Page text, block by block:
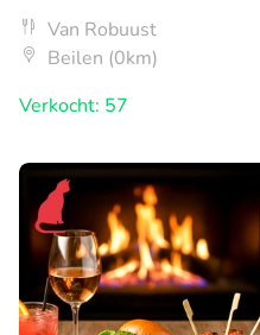
Van Robuust
Beilen (0km)
Verkocht: 57